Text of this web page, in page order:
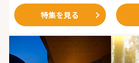
特集を見る